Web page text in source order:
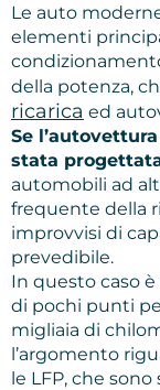
Le auto
elementi
della potenza,
ricarica ed
Se
stata
automobili ad
frequente della
improvvisi di
prevedibile.
In questo caso
di pochi punti
migliaia di
l’argomento
le LFP, che